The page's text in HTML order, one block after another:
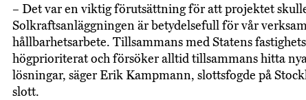
– Det var en viktig förutsättning för att projektet
Solkraftsanläggningen är betydelsefull för vår
hållbarhetsarbete. Tillsammans med Statens
högprioriterat och försöker alltid tillsammans hitta
lösningar, säger Erik Kampmann, slottsfogde på
slott.